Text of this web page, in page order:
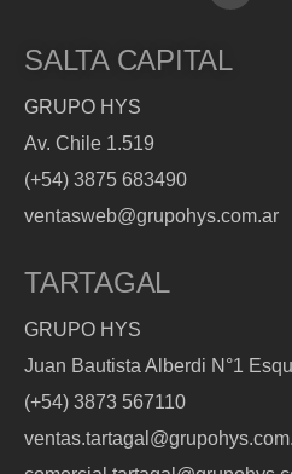
SALTA CAPITAL
GRUPO HYS
Av. Chile 1.519
(+54) 3875 683490
ventasweb@grupohys.com.ar
TARTAGAL
GRUPO HYS
Juan Bautista Alberdi N°1
(+54) 3873 567110